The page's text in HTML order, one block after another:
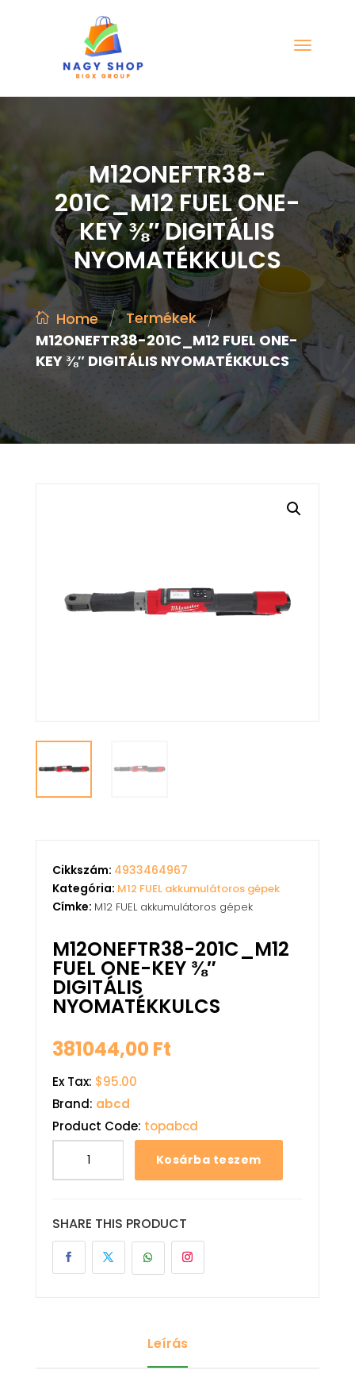
M12ONEFTR38-
201C_M12 FUEL ONE-
KEY ⅜″ DIGITÁLIS
NYOMATÉKKULCS
Home / Termékek /
M12ONEFTR38-201C_M12 FUEL ONE-
KEY ⅜″ DIGITÁLIS NYOMATÉKKULCS
Cikkszám: 4933464967
Kategória: M12 FUEL akkumulátoros gépek
Címke: M12 FUEL akkumulátoros gépek
M12ONEFTR38-201C_M12
FUEL ONE-KEY ⅜″
DIGITÁLIS
NYOMATÉKKULCS
381044,00Ft
Ex Tax: $95.00
Brand: abcd
Product Code: topabcd
Kosárba teszem
SHARE THIS PRODUCT
Leírás